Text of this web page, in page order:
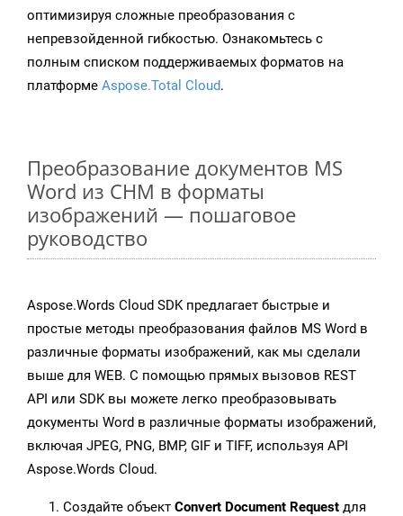
оптимизируя сложные преобразования с
непревзойденной гибкостью. Ознакомьтесь с
полным списком поддерживаемых форматов на
платформе Aspose.Total Cloud.
Преобразование документов MS
Word из CHM в форматы
изображений — пошаговое
руководство
Aspose.Words Cloud SDK предлагает быстрые и
простые методы преобразования файлов MS Word в
различные форматы изображений, как мы сделали
выше для WEB. С помощью прямых вызовов REST
API или SDK вы можете легко преобразовывать
документы Word в различные форматы изображений,
включая JPEG, PNG, BMP, GIF и TIFF, используя API
Aspose.Words Cloud.
Создайте объект Convert Document Request для